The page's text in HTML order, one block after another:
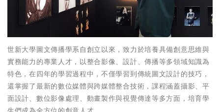
世新大學圖文傳播學系自創立以來，致力於培養具備創意思維與
實務能力的專業人才，以整合影像、設計、傳播等多領域知識為
特色，在四年的學習過程中，不僅學習到傳統圖文設計的技巧，
還掌握了最新的數位媒體與跨媒體整合技術，課程涵蓋攝影、平
面設計、數位影像處理、動畫製作與視覺傳達等多方面，培育學